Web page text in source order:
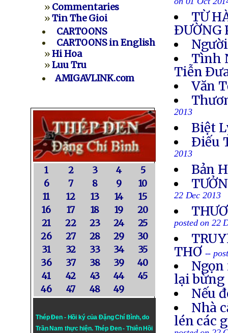
» Commentaries
»Tin The Gioi
CARTOONS
CARTOONS in English
»Hi Hoa
»Luu Tru
AMIGAVLINK.com
1 2 3 4
5
6
7 8 9
10
11
12 13 14
15
16
17 18 19
20
21
22 23 24
25
26
27 28 29
30
31
32 33 34
35
36
37 38 39
40
41
42 43 44
45
46
47 48 49
Thép Đen - Hồi ký của Đặng Chí Bình, do
Trần Nam thực hiện. Thép Đen- Thiên Hồi
on 01 Oct
TỪ
ÐƯỜNG
Tình
Tiễn
Văn
2013
Biệt
Ðiếu
2013
Bản
22 Dec 2013
posted on 22
THƠ --
lại bừng
Nếu
Nhà
lén các